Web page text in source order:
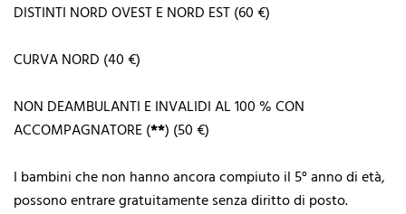
DISTINTI NORD OVEST E NORD EST (60 €)
CURVA NORD (40 €)
NON DEAMBULANTI E INVALIDI AL 100 % CON
ACCOMPAGNATORE (**) (50 €)
I bambini che non hanno ancora compiuto il 5° anno di età,
possono entrare gratuitamente senza diritto di posto.